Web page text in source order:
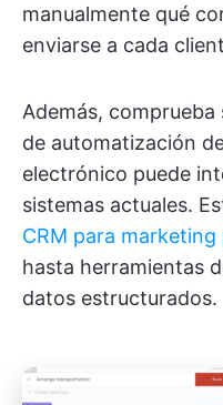
manualmente qué
enviarse a cada
Además,
de automatización
electrónico puede
sistemas actuales.
CRM para
hasta herramientas
datos estructurados.